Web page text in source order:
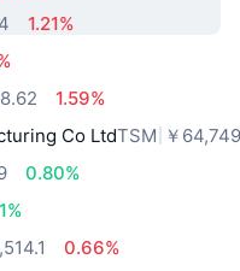
1.21%
1.59%
Co LtdTSM ￥
0.80%
0.66%